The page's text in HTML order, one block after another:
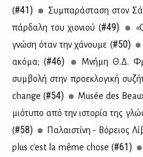
(#41) Συ­μπα­ρά­στα­ση στον
πάρ­δα­λη του χιο­νιού (#49)
γνώ­ση όταν την χά­νου­με (#50)
ακό­μα; (#46) Μνή­μη Θ.Δ.
συμ­βο­λή στην προ­ε­κλο­γι­κή
change (#54) Musée des
μιό­τυ­πο από την ιστο­ρία της
(#58) Πα­λαι­στί­νη - Βό­ρειος
plus c'est la même chose (#61)